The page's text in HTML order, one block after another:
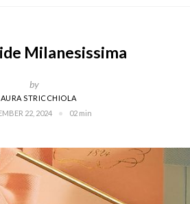
Milanesissima
by
STRICCHIOLA
22, 2024
02 min